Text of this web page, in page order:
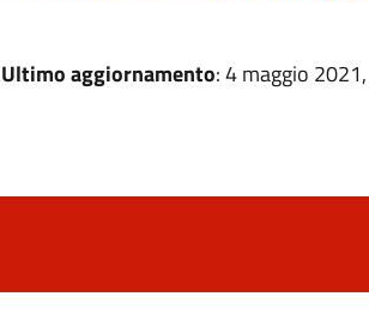
Ultimo aggiornamento: 4 maggio